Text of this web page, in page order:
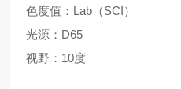
色度值：Lab（SCI）
光源：D65
视野：10度